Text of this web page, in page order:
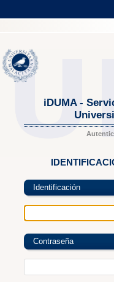
iDUMA -
Identificación
Contraseña